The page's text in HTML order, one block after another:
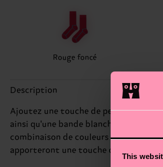
This
Rouge foncé
Description
Ajoutez une touche de personnalité
ainsi qu'une bande blanche élégante
combinaison de couleurs crée un
apporteront une touche d'excitation à